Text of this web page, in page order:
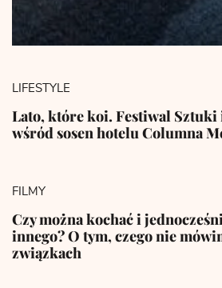
LIFESTYLE
Lato, które koi. Festiwal
wśród sosen hotelu Columna
FILMY
Czy można kochać i
innego? O tym, czego nie
związkach